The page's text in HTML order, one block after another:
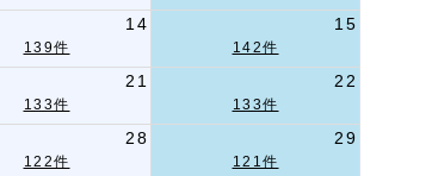
14 15
139件 142件
21 22
133件 133件
28 29
122件 121件